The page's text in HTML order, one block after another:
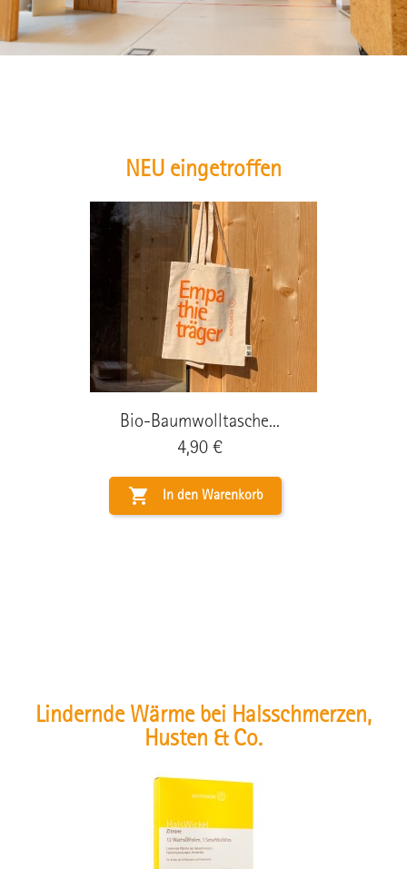
NEU eingetroffen
Bio-Baumwolltasche...
Preis
4,90 €
 In den Warenkorb
Lindernde Wärme bei Halsschmerzen,
Husten & Co.